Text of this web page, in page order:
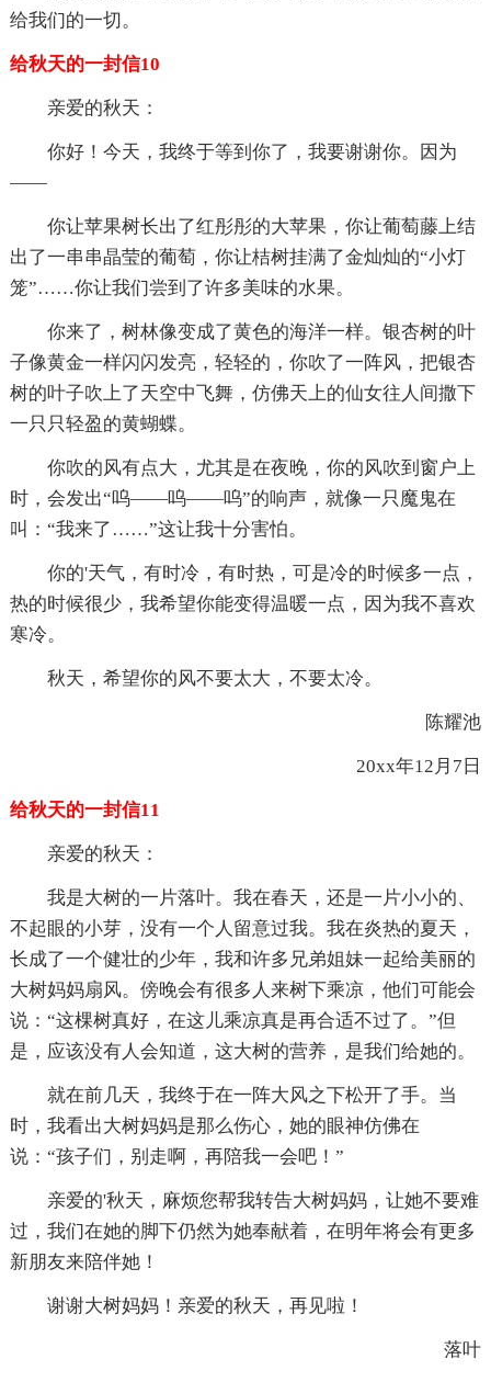
给我们的一切。
给秋天的一封信10
亲爱的秋天：
你好！今天，我终于等到你了，我要谢谢你。因为
——
你让苹果树长出了红彤彤的大苹果，你让葡萄藤上结
出了一串串晶莹的葡萄，你让桔树挂满了金灿灿的“小灯
笼”……你让我们尝到了许多美味的水果。
你来了，树林像变成了黄色的海洋一样。银杏树的叶
子像黄金一样闪闪发亮，轻轻的，你吹了一阵风，把银杏
树的叶子吹上了天空中飞舞，仿佛天上的仙女往人间撒下
一只只轻盈的黄蝴蝶。
你吹的风有点大，尤其是在夜晚，你的风吹到窗户上
时，会发出“呜——呜——呜”的响声，就像一只魔鬼在
叫：“我来了……”这让我十分害怕。
你的'天气，有时冷，有时热，可是冷的时候多一点，
热的时候很少，我希望你能变得温暖一点，因为我不喜欢
寒冷。
秋天，希望你的风不要太大，不要太冷。
陈耀池
20xx年12月7日
给秋天的一封信11
亲爱的秋天：
我是大树的一片落叶。我在春天，还是一片小小的、
不起眼的小芽，没有一个人留意过我。我在炎热的夏天，
长成了一个健壮的少年，我和许多兄弟姐妹一起给美丽的
大树妈妈扇风。傍晚会有很多人来树下乘凉，他们可能会
说：“这棵树真好，在这儿乘凉真是再合适不过了。”但
是，应该没有人会知道，这大树的营养，是我们给她的。
就在前几天，我终于在一阵大风之下松开了手。当
时，我看出大树妈妈是那么伤心，她的眼神仿佛在
说：“孩子们，别走啊，再陪我一会吧！”
亲爱的'秋天，麻烦您帮我转告大树妈妈，让她不要难
过，我们在她的脚下仍然为她奉献着，在明年将会有更多
新朋友来陪伴她！
谢谢大树妈妈！亲爱的秋天，再见啦！
落叶